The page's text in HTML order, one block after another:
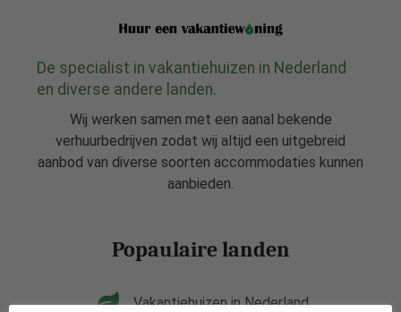
De specialist in vakantiehuizen in Nederland
en diverse andere landen.
Wij werken samen met een aanal bekende
verhuurbedrijven zodat wij altijd een uitgebreid
aanbod van diverse soorten accommodaties kunnen
aanbieden.
Popaulaire landen
Vakantiehuizen in Nederland